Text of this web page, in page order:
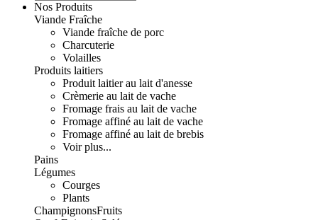
Nos Produits
Viande Fraîche
Viande fraîche de porc
Charcuterie
Volailles
Produits laitiers
Produit laitier au lait d'anesse
Crèmerie au lait de vache
Fromage frais au lait de vache
Fromage affiné au lait de vache
Fromage affiné au lait de brebis
Voir plus...
Pains
Légumes
Courges
Plants
ChampignonsFruits